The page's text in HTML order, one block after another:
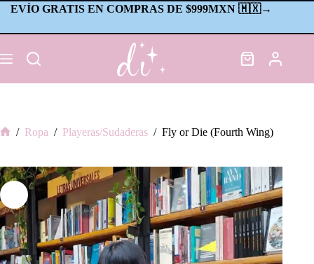
Saltar
contenido
EVÍO GRATIS EN COMPRAS DE $999MXN 🇲🇽→
Shopping
/ Ropa / Playeras/Sudaderas / Fly or Die (Fourth Wing)